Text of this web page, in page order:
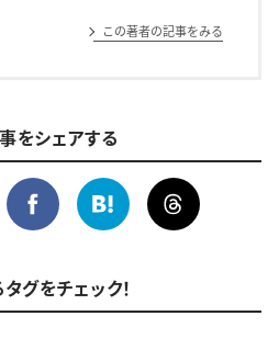
この著者の記事をみる
をシェアする
グをチェック！